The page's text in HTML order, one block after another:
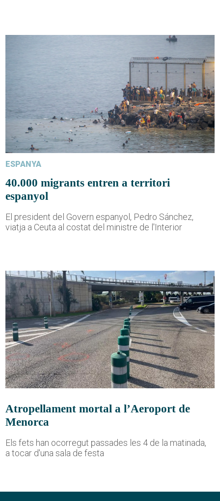
ESPANYA
40.000 migrants entren a territori
espanyol
El president del Govern espanyol, Pedro Sánchez,
viatja a Ceuta al costat del ministre de l'Interior
Atropellament mortal a l’Aeroport de
Menorca
Els fets han ocorregut passades les 4 de la matinada,
a tocar d'una sala de festa